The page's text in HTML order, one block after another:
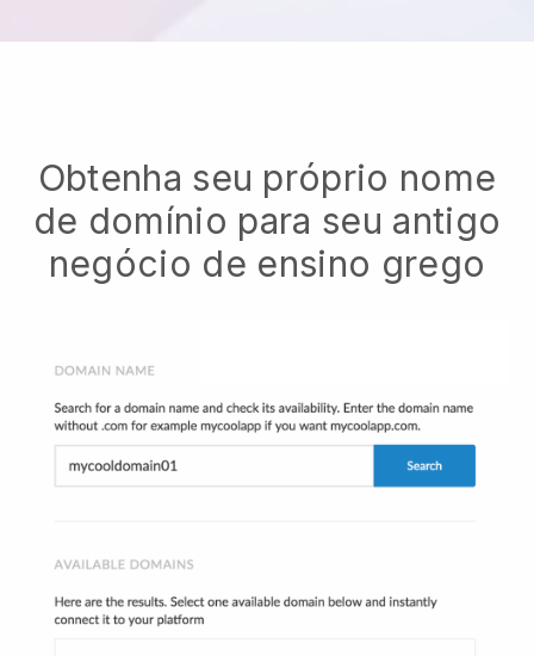
Obtenha seu próprio nome
de domínio para seu antigo
negócio de ensino grego